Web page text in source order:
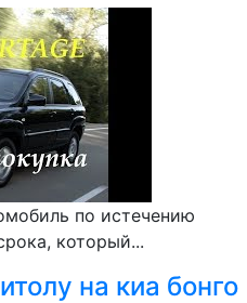
по истечению
который...
на киа бонго